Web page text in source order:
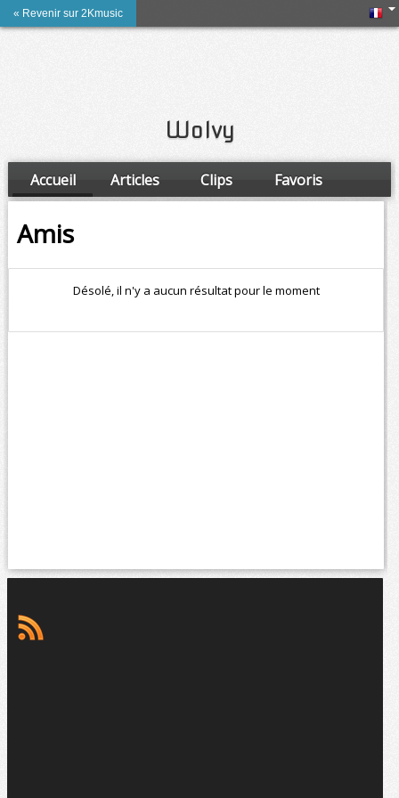
« Revenir sur 2Kmusic
Wolvy
Accueil Articles Clips
Favoris
Amis
Amis
Désolé, il n'y a aucun résultat pour le moment